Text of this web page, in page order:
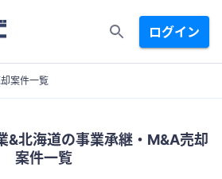
ログイン
案件一覧
&北海道の事業承継・M&A売却
案件一覧